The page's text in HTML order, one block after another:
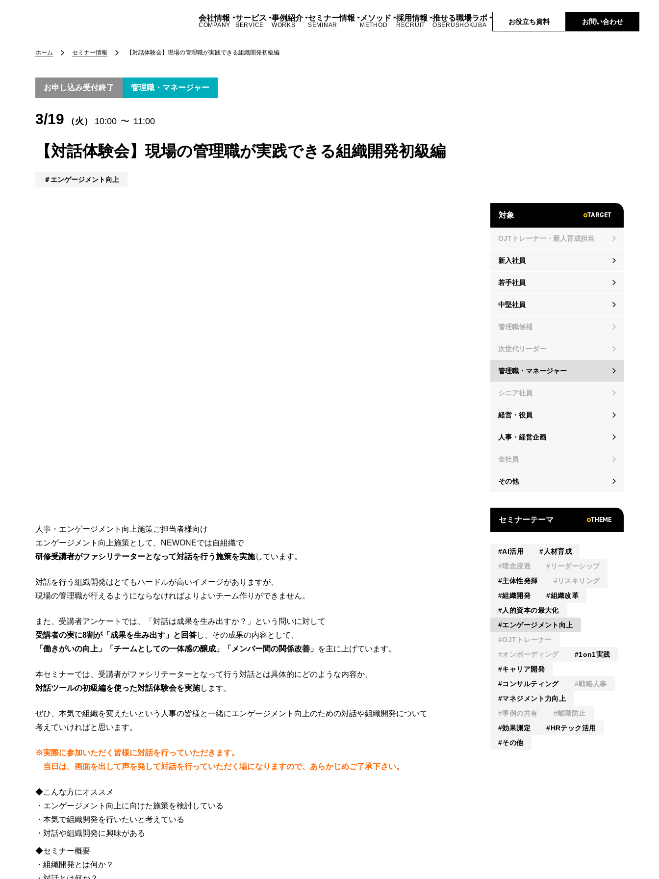
会社情報
COMPANY
サービス
SERVICE
事例紹介
WORKS
セミナー情報
SEMINAR
メソッド
METHOD
採用情報
RECRUIT
推せる職場ラボ
OSERUSHOKUBA お役立ち資料 お問い合わせ
ホーム セミナー情報 【対話体験会】現場の管理職が実践できる組織開発初級編
お申し込み受付終了 管理職・マネージャー
3/19 （火） 10:00 〜 11:00
【対話体験会】現場の管理職が実践できる組織開発初級編
エンゲージメント向上
人事・エンゲージメント向上施策ご担当者様向け
エンゲージメント向上施策として、NEWONEでは自組織で
研修受講者がファシリテーターとなって対話を行う施策を実施しています。
対話を行う組織開発はとてもハードルが高いイメージがありますが、
現場の管理職が行えるようにならなければよりよいチーム作りができません。
また、受講者アンケートでは、「対話は成果を生み出すか？」という問いに対して
受講者の実に8割が「成果を生み出す」と回答し、その成果の内容として、
「働きがいの向上」「チームとしての一体感の醸成」「メンバー間の関係改善」 を主に上げています。
本セミナーでは、受講者がファシリテーターとなって行う対話とは具体的にどのような内容か、
対話ツールの初級編を使った対話体験会を実施します。
ぜひ、本気で組織を変えたいという人事の皆様と一緒にエンゲージメント向上のための対話や組織開発について
考えていければと思います。
※実際に参加いただく皆様に対話を行っていただきます。
当日は、画面を出して声を発して対話を行っていただく場になりますので、あらかじめご了承下さい。
◆こんな方にオススメ
・エンゲージメント向上に向けた施策を検討している
・本気で組織開発を行いたいと考えている
・対話や組織開発に興味がある
◆セミナー概要
・組織開発とは何か？
対象 TARGET
OJTトレーナー・新人育成担当
新入社員
若手社員
中堅社員
管理職候補
次世代リーダー
管理職・マネージャー
シニア社員
経営・役員
人事・経営企画
全社員
その他
セミナーテーマ THEME
AI活用
人材育成
理念浸透
リーダーシップ
主体性発揮
リスキリング
組織開発
組織改革
人的資本の最大化
エンゲージメント向上
OJTトレーナー
オンボーディング
1on1実践
キャリア開発
コンサルティング
戦略人事
マネジメント力向上
事例の共有
離職防止
効果測定
HRテック活用
その他